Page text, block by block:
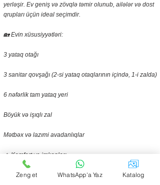
yerləşir. Ev geniş və zövqlə təmir olunub, ailələr və dost
qrupları üçün ideal seçimdir.
🏡 Evin xüsusiyyətləri:
3 yataq otağı
3 sanitar qovşağı (2-si yataq otaqlarının içində, 1-i zalda)
6 nəfərlik tam yataq yeri
Böyük və işıqlı zal
Mətbəx və lazımi avadanlıqlar
🔥 Komfort və imkanlar:
Hər yataq otağında və zalda kondisioner
Zeng et WhatsApp'a Yaz Katalog